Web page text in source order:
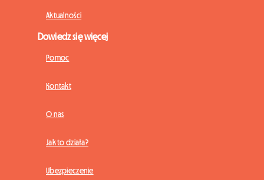
Aktualności
Dowiedz się więcej
Pomoc
Kontakt
O nas
Jak to działa?
Ubezpieczenie